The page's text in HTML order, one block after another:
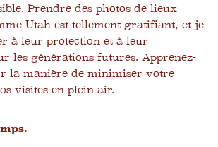
Prendre des photos de lieux
Utah est tellement gratifiant, et je
à leur protection et à leur
les générations futures. Apprenez-
la manière de minimiser votre
visites en plein air.